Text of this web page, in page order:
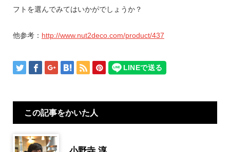
フトを選んでみてはいかがでしょうか？
他参考： http://www.nut2deco.com/product/437
この記事をかいた人